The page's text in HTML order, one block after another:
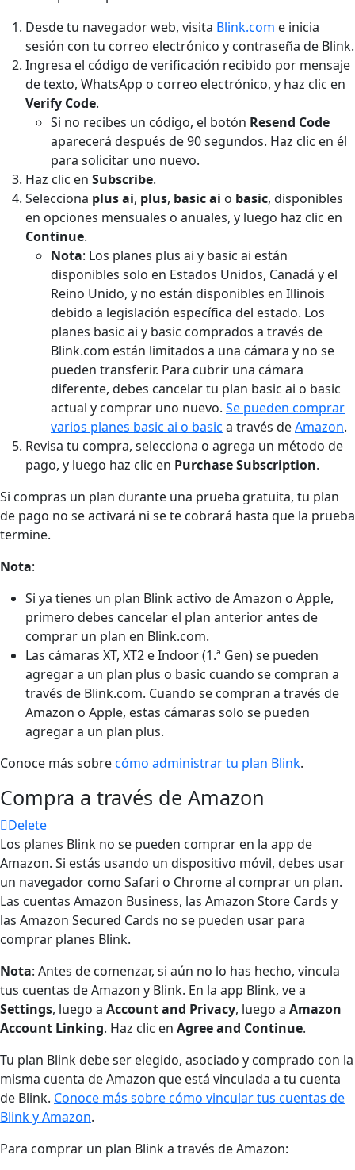
Desde tu navegador web, visita Blink.com e inicia
sesión con tu correo electrónico y contraseña de Blink.
Ingresa el código de verificación recibido por mensaje
de texto, WhatsApp o correo electrónico, y haz clic en
Verify Code.
Si no recibes un código, el botón Resend Code
aparecerá después de 90 segundos. Haz clic en él
para solicitar uno nuevo.
Haz clic en Subscribe.
Selecciona plus ai, plus, basic ai o basic, disponibles
en opciones mensuales o anuales, y luego haz clic en
Continue.
Nota: Los planes plus ai y basic ai están
disponibles solo en Estados Unidos, Canadá y el
Reino Unido, y no están disponibles en Illinois
debido a legislación específica del estado. Los
planes basic ai y basic comprados a través de
Blink.com están limitados a una cámara y no se
pueden transferir. Para cubrir una cámara
diferente, debes cancelar tu plan basic ai o basic
actual y comprar uno nuevo. Se pueden comprar
varios planes basic ai o basic a través deAmazon.
Revisa tu compra, selecciona o agrega un método de
pago, y luego haz clic en Purchase Subscription.
Si compras un plan durante una prueba gratuita, tu plan
de pago no se activará ni se te cobrará hasta que la prueba
termine.
Nota:
Si ya tienes un plan Blink activo de Amazon o Apple,
primero debes cancelar el plan anterior antes de
comprar un plan en Blink.com.
Las cámaras XT, XT2 e Indoor (1.ª Gen) se pueden
agregar a un plan plus o basic cuando se compran a
través de Blink.com. Cuando se compran a través de
Amazon o Apple, estas cámaras solo se pueden
agregar a un plan plus.
Conoce más sobrecómo administrar tu plan Blink.
Compra a través de Amazon
Delete
Los planes Blink no se pueden comprar en la app de
Amazon. Si estás usando un dispositivo móvil, debes usar
un navegador como Safari o Chrome al comprar un plan.
Las cuentas Amazon Business, las Amazon Store Cards y
las Amazon Secured Cards no se pueden usar para
comprar planes Blink.
Nota: Antes de comenzar, si aún no lo has hecho, vincula
tus cuentas de Amazon y Blink. En la app Blink, ve a
Settings, luego a Account and Privacy, luego a Amazon
Account Linking. Haz clic en Agree and Continue.
Tu plan Blink debe ser elegido, asociado y comprado con la
misma cuenta de Amazon que está vinculada a tu cuenta
de Blink. Conoce más sobre cómo vincular tus cuentas de
Blink y Amazon.
Para comprar un plan Blink a través de Amazon: